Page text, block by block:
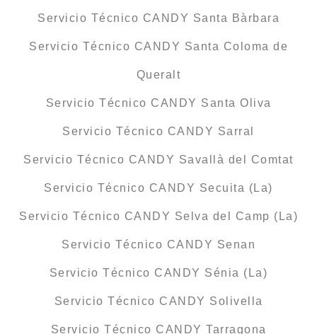
Servicio Técnico CANDY Santa Bàrbara
Servicio Técnico CANDY Santa Coloma de
Queralt
Servicio Técnico CANDY Santa Oliva
Servicio Técnico CANDY Sarral
Servicio Técnico CANDY Savallà del Comtat
Servicio Técnico CANDY Secuita (La)
Servicio Técnico CANDY Selva del Camp (La)
Servicio Técnico CANDY Senan
Servicio Técnico CANDY Sénia (La)
Servicio Técnico CANDY Solivella
Servicio Técnico CANDY Tarragona